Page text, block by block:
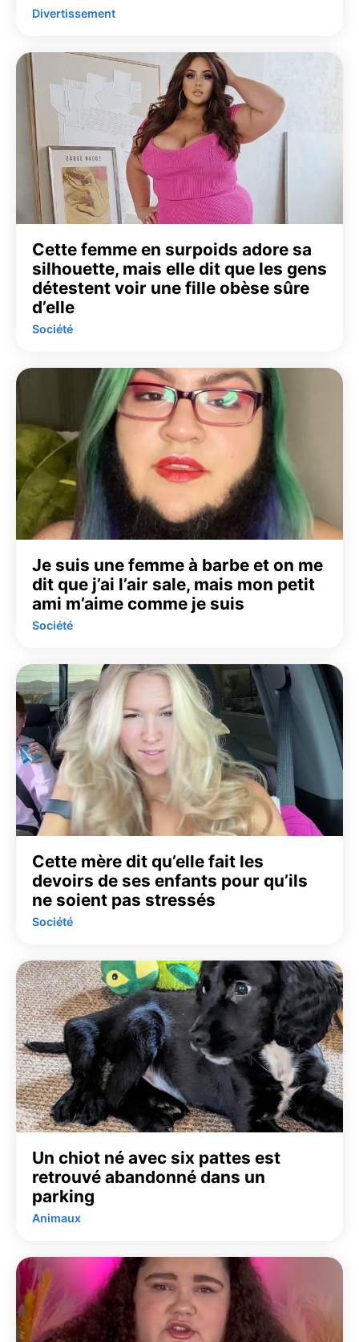
Divertissement
Cette femme en surpoids adore sa
silhouette, mais elle dit que les gens
détestent voir une fille obèse sûre
d’elle
Société
Je suis une femme à barbe et on me
dit que j’ai l’air sale, mais mon petit
ami m’aime comme je suis
Société
Cette mère dit qu’elle fait les
devoirs de ses enfants pour qu’ils
ne soient pas stressés
Société
Un chiot né avec six pattes est
retrouvé abandonné dans un
parking
Animaux